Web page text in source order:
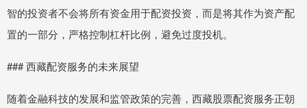
智的投资者不会将所有资金用于配资投资，而是将其作为资产配
置的一部分，严格控制杠杆比例，避免过度投机。
### 西藏配资服务的未来展望
随着金融科技的发展和监管政策的完善，西藏股票配资服务正朝